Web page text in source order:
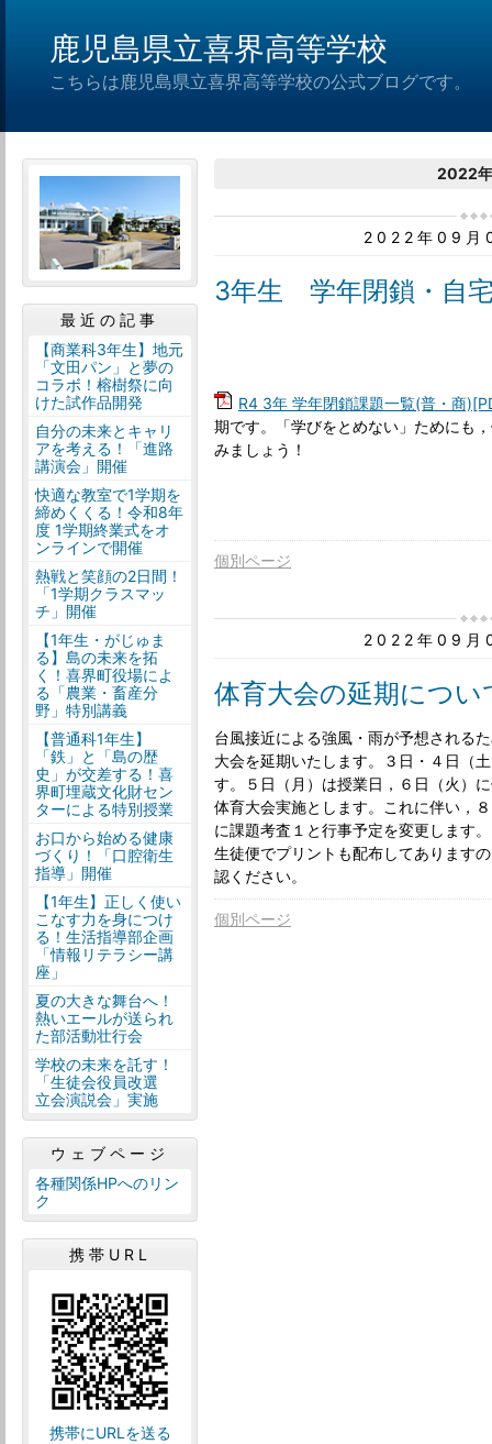
鹿児島県立喜界高等学校
こちらは鹿児島県立喜界高等学校の公式ブログです。
2022
2022年09月
3年生 学年閉鎖・自
R4 3年 学年閉鎖課題一覧(普・商
期です。「学びをとめない」ためにも
みましょう！
個別ページ
2022年09月
体育大会の延期につい
台風接近による強風・雨が予想される
大会を延期いたします。３日・４日（
す。５日（月）は授業日，６日（火）
体育大会実施とします。これに伴い，
に課題考査１と行事予定を変更します
生徒便でプリントも配布してあります
認ください。
個別ページ
最近の記事
【商業科3年生】地元
「文田パン」と夢の
コラボ！榕樹祭に向
けた試作品開発
自分の未来とキャリ
アを考える！「進路
講演会」開催
快適な教室で1学期を
締めくくる！令和8年
度 1学期終業式をオ
ンラインで開催
熱戦と笑顔の2日間！
「1学期クラスマッ
チ」開催
【1年生・がじゅま
る】島の未来を拓
く！喜界町役場によ
る「農業・畜産分
野」特別講義
【普通科1年生】
「鉄」と「島の歴
史」が交差する！喜
界町埋蔵文化財セン
ターによる特別授業
お口から始める健康
づくり！「口腔衛生
指導」開催
【1年生】正しく使い
こなす力を身につけ
る！生活指導部企画
「情報リテラシー講
座」
夏の大きな舞台へ！
熱いエールが送られ
た部活動壮行会
学校の未来を託す！
「生徒会役員改選
立会演説会」実施
ウェブページ
各種関係HPへのリン
ク
携帯URL
携帯にURLを送る